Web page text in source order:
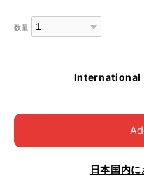
数量
International
日本国内